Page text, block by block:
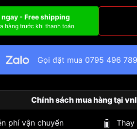
ngay - Free shipping
hàng trước khi thanh toán
Gọi đặt mua 0795 496 789
Chính sách mua hàng tại
phí vận chuyển